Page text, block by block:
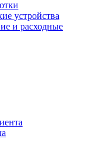
устройства
и расходные